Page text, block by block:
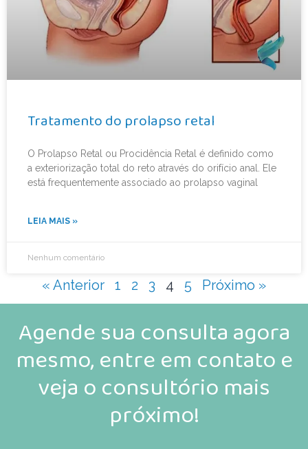
Tratamento do prolapso retal
O Prolapso Retal ou Procidência Retal é definido como
a exteriorização total do reto através do orifício anal. Ele
está frequentemente associado ao prolapso vaginal
LEIA MAIS »
Nenhum comentário
« Anterior 1 2 3 4 5 Próximo »
Agende sua consulta agora
mesmo, entre em contato e
veja o consultório mais
próximo!